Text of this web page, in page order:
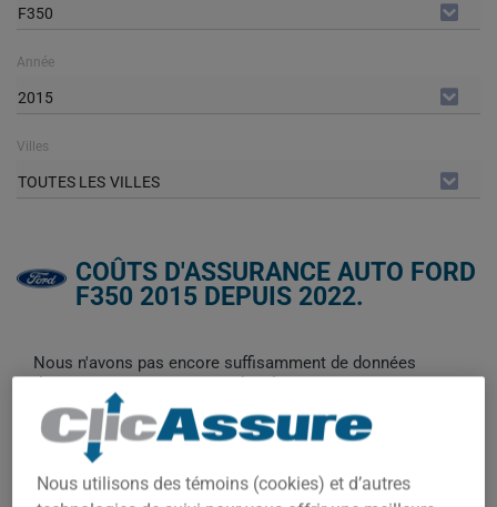
F350
Année
2015
Villes
TOUTES LES VILLES
COÛTS D'ASSURANCE AUTO FORD
F350 2015 DEPUIS 2022.
Nous n'avons pas encore suffisamment de données
d'assurance auto pour ce véhicule.
Essayez un autre modèle ou une autre année, ou
commencez une soumission pour un prix personnalisé.
Pour trouver la meilleur assurance pour votre véhicule FORD
F350 2015, il est plus important que jamais de comparer les
Nous utilisons des témoins (cookies) et d’autres